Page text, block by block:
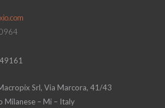
Srl, Via Marcora, 41/43
Milanese – Mi – Italy